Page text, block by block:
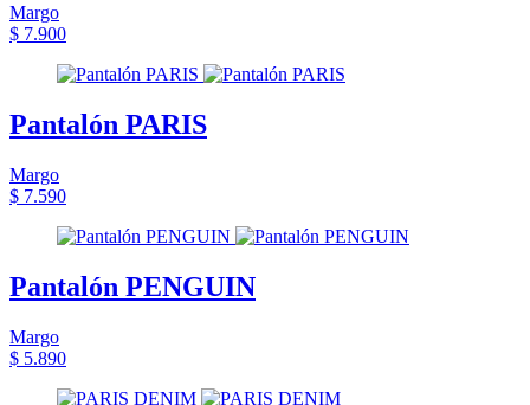
Margo
$ 7.900
Pantalón PARIS
Margo
$ 7.590
Pantalón PENGUIN
Margo
$ 5.890